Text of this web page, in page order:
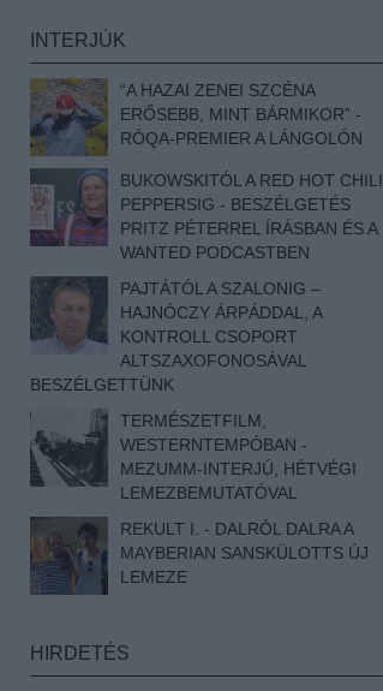
INTERJÚK
“A HAZAI ZENEI SZCÉNA
ERŐSEBB, MINT BÁRMIKOR” -
RÓQA-PREMIER A LÁNGOLÓN
BUKOWSKITÓL A RED HOT CHILI
PEPPERSIG - BESZÉLGETÉS
PRITZ PÉTERREL ÍRÁSBAN ÉS A
WANTED PODCASTBEN
PAJTÁTÓL A SZALONIG –
HAJNÓCZY ÁRPÁDDAL, A
KONTROLL CSOPORT
ALTSZAXOFONOSÁVAL
BESZÉLGETTÜNK
TERMÉSZETFILM,
WESTERNTEMPÓBAN -
MEZUMM-INTERJÚ, HÉTVÉGI
LEMEZBEMUTATÓVAL
REKULT I. - DALRÓL DALRA A
MAYBERIAN SANSKÜLOTTS ÚJ
LEMEZE
HIRDETÉS